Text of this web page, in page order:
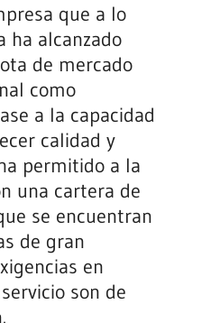
que a lo
ha alcanzado
de mercado
como
a la capacidad
calidad y
permitido a la
una cartera de
se encuentran
de gran
en
son de